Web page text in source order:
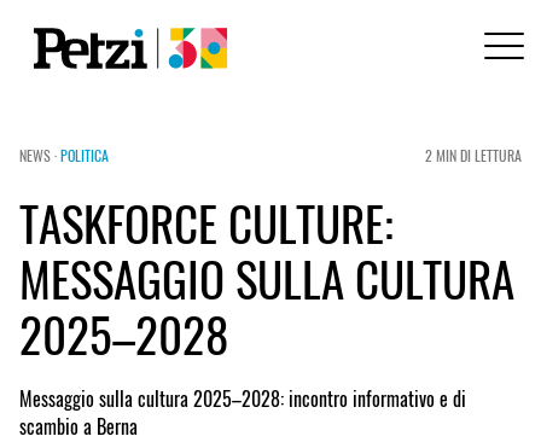
NEWS ·POLITICA 2 MIN DI LETTURA
TASKFORCE CULTURE:
MESSAGGIO SULLA CULTURA
2025–2028
Messaggio sulla cultura 2025–2028: incontro informativo e di
scambio a Berna